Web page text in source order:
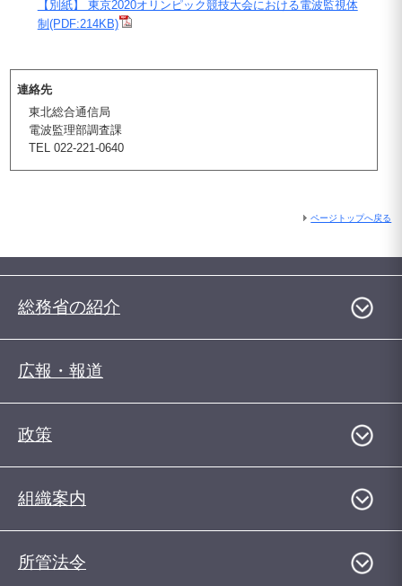
【別紙】 東京2020オリンピック競技大会における電波監視体
制(PDF:214KB)
連絡先
東北総合通信局
電波監理部調査課
TEL 022-221-0640
ページトップへ戻る
総務省の紹介
広報・報道
政策
組織案内
所管法令